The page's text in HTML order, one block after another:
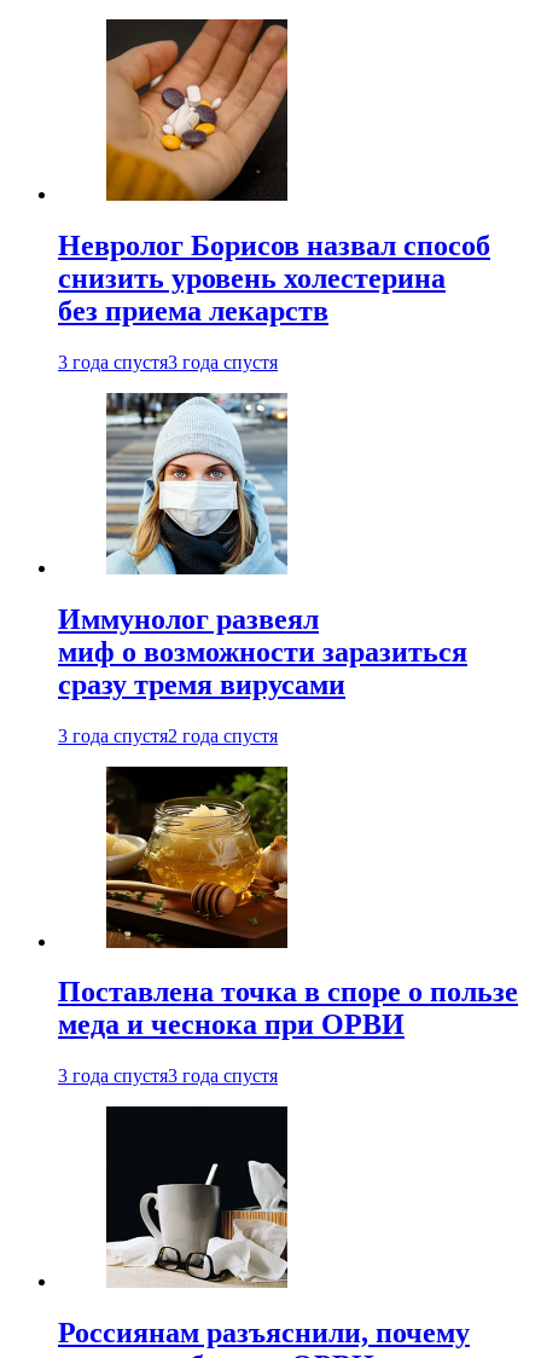
Невролог Борисов назвал способ
снизить уровень холестерина
без приема лекарств
3 года спустя3 года спустя
Иммунолог развеял
миф о возможности заразиться
сразу тремя вирусами
3 года спустя2 года спустя
Поставлена точка в споре о пользе
меда и чеснока при ОРВИ
3 года спустя3 года спустя
Россиянам разъяснили, почему